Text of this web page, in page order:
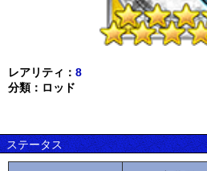
レアリティ： 8
分類：ロッド
ステータス